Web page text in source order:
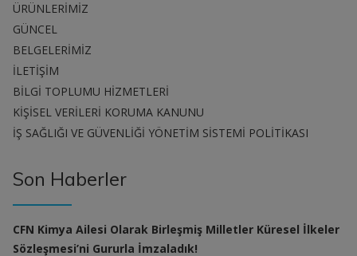
ÜRÜNLERİMİZ
GÜNCEL
BELGELERİMİZ
İLETİŞİM
BİLGİ TOPLUMU HİZMETLERİ
KİŞİSEL VERİLERİ KORUMA KANUNU
İŞ SAĞLIĞI VE GÜVENLİĞİ YÖNETİM SİSTEMİ POLİTİKASI
Son Haberler
CFN Kimya Ailesi Olarak Birleşmiş Milletler Küresel İlkeler
Sözleşmesi’ni Gururla İmzaladık!